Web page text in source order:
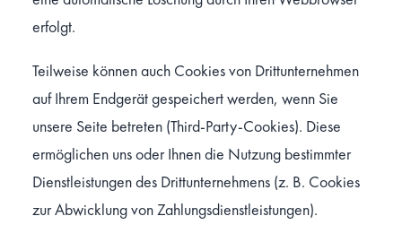
erfolgt.
Teilweise können auch Cookies von Drittunternehmen
auf Ihrem Endgerät gespeichert werden, wenn Sie
unsere Seite betreten (Third-Party-Cookies). Diese
ermöglichen uns oder Ihnen die Nutzung bestimmter
Dienstleistungen des Drittunternehmens (z. B. Cookies
zur Abwicklung von Zahlungsdienstleistungen).